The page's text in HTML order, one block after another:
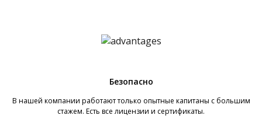
Безопасно
В нашей компании работают только опытные капитаны с большим
стажем. Есть все лицензии и сертификаты.